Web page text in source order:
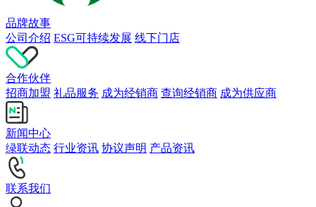
品牌故事
公司介绍 ESG可持续发展 线下门店
合作伙伴
招商加盟 礼品服务 成为经销商 查询经销商 成为供应商
新闻中心
绿联动态 行业资讯 协议声明 产品资讯
联系我们